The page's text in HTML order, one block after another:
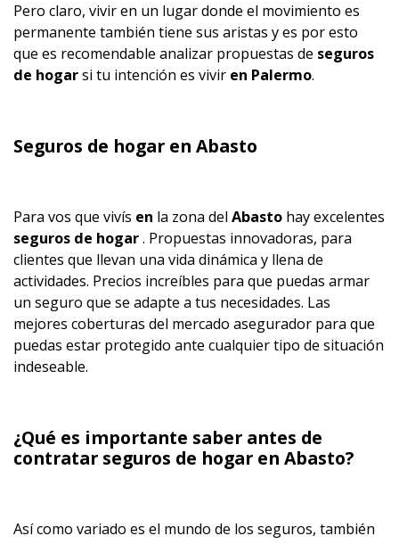
Pero claro, vivir en un lugar donde el movimiento es
permanente también tiene sus aristas y es por esto
que es recomendable analizar propuestas de seguros
de hogarsi tu intención es vivir en Palermo.
Seguros de hogar en Abasto
Para vos que vivís en la zona delAbasto hay excelentes
seguros de hogar. Propuestas innovadoras, para
clientes que llevan una vida dinámica y llena de
actividades. Precios increíbles para que puedas armar
un seguro que se adapte a tus necesidades. Las
mejores coberturas del mercado asegurador para que
puedas estar protegido ante cualquier tipo de situación
indeseable.
¿Qué es importante saber antes de
contratar seguros de hogar en Abasto?
Así como variado es el mundo de los seguros, también